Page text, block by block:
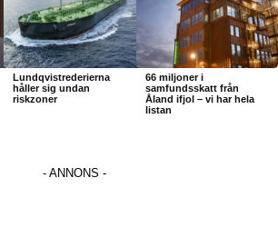
Lundqvistrederierna
håller sig undan
riskzoner
66 miljoner i
samfundsskatt från
Åland ifjol – vi har hela
listan